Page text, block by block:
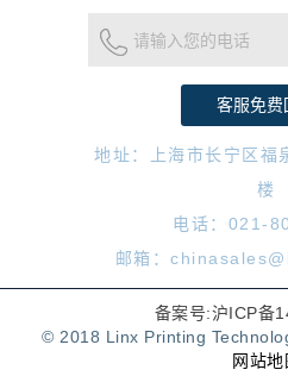
请输入您的电话
地址：上海市长宁区福
楼
电话：021-
邮箱：
备案号:沪ICP备
© 2018 Linx Printing
网站地